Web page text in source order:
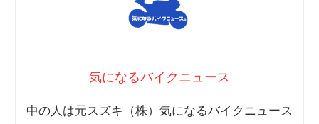
気になるバイクニュース
中の人は元スズキ（株）気になるバイクニュース